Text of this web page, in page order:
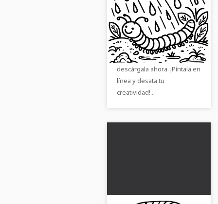
Descargar gratis una
imagen para colorear
de un ciempiés bajo la
lluvia
Consigue la página para
colorear gratuita de un
ciempiés bajo la lluvia y
descárgala ahora. ¡Píntala en
línea y desata tu
creatividad!...